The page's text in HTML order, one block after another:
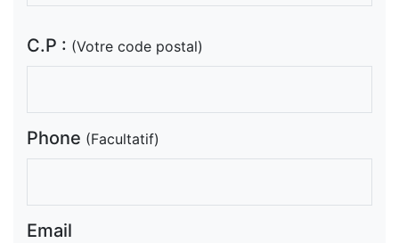
C.P : (Votre code postal)
Phone (Facultatif)
Email